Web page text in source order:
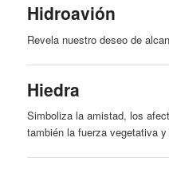
Hidroavión
Revela nuestrodeseo de
Hiedra
Simboliza la amistad, los
también la fuerza vegetativay